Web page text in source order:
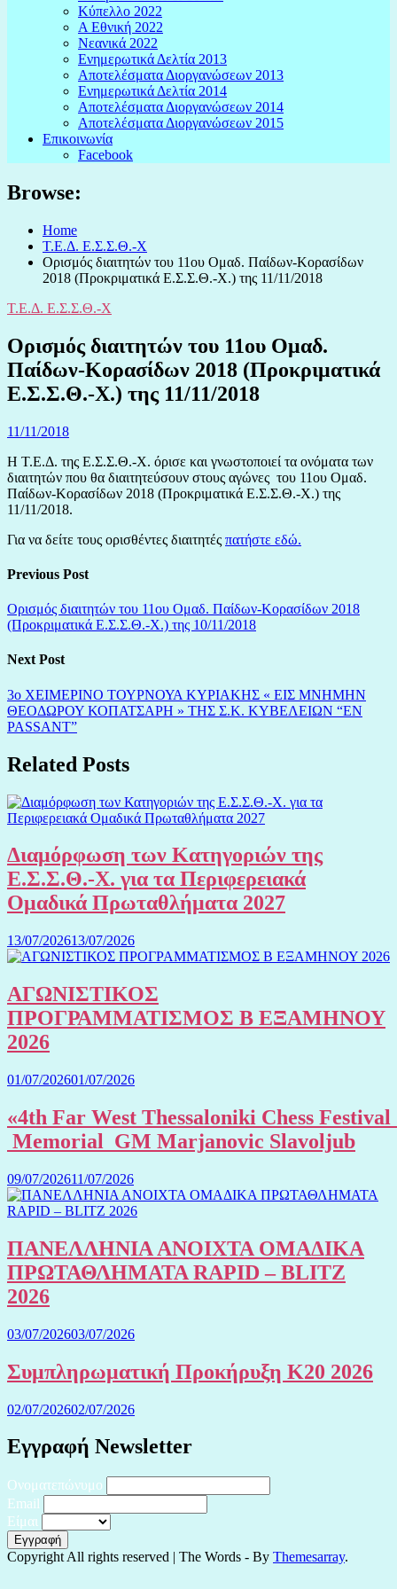
Κύπελλο 2022
Α Εθνική 2022
Νεανικά 2022
Ενημερωτικά Δελτία 2013
Αποτελέσματα Διοργανώσεων 2013
Ενημερωτικά Δελτία 2014
Αποτελέσματα Διοργανώσεων 2014
Αποτελέσματα Διοργανώσεων 2015
Επικοινωνία
Facebook
Browse:
Home
Τ.Ε.Δ. Ε.Σ.Σ.Θ.-Χ
Ορισμός διαιτητών του 11ου Ομαδ. Παίδων-Κορασίδων
2018 (Προκριματικά Ε.Σ.Σ.Θ.-Χ.) της 11/11/2018
Τ.Ε.Δ. Ε.Σ.Σ.Θ.-Χ
Ορισμός διαιτητών του 11ου Ομαδ.
Παίδων-Κορασίδων 2018 (Προκριματικά
Ε.Σ.Σ.Θ.-Χ.) της 11/11/2018
11/11/2018
Η Τ.Ε.Δ. της Ε.Σ.Σ.Θ.-Χ. όρισε και γνωστοποιεί τα ονόματα των
διαιτητών που θα διαιτητεύσουν στους αγώνες του 11ου Ομαδ.
Παίδων-Κορασίδων 2018 (Προκριματικά Ε.Σ.Σ.Θ.-Χ.) της
11/11/2018.
Για να δείτε τους ορισθέντες διαιτητές πατήστε εδώ.
Previous Post
Ορισμός διαιτητών του 11ου Ομαδ. Παίδων-Κορασίδων 2018
(Προκριματικά Ε.Σ.Σ.Θ.-Χ.) της 10/11/2018
Next Post
3ο ΧΕΙΜΕΡΙΝΟ ΤΟΥΡΝΟΥΑ ΚΥΡΙΑΚΗΣ « ΕΙΣ ΜΝΗΜΗΝ
ΘΕΟΔΩΡΟΥ ΚΟΠΑΤΣΑΡΗ » ΤΗΣ Σ.Κ. ΚΥΒΕΛΕΙΩΝ “EN
PASSANT”
Related Posts
Διαμόρφωση των Κατηγοριών της
Ε.Σ.Σ.Θ.-Χ. για τα Περιφερειακά
Ομαδικά Πρωταθλήματα 2027
13/07/202613/07/2026
ΑΓΩΝΙΣΤΙΚΟΣ
ΠΡΟΓΡΑΜΜΑΤΙΣΜΟΣ Β ΕΞΑΜΗΝΟΥ
2026
01/07/202601/07/2026
«4th Far West Thessaloniki Chess Festival
Memorial GM Marjanovic Slavoljub
09/07/202611/07/2026
ΠΑΝΕΛΛΗΝΙΑ ΑΝΟΙΧΤΑ ΟΜΑΔΙΚΑ
ΠΡΩΤΑΘΛΗΜΑΤΑ RAPID – BLITZ
2026
03/07/202603/07/2026
Συμπληρωματική Προκήρυξη Κ20 2026
02/07/202602/07/2026
Εγγραφή Newsletter
Ονοματεπώνυμο
Email
Είμαι
Copyright All rights reserved | The Words - By Themesarray.